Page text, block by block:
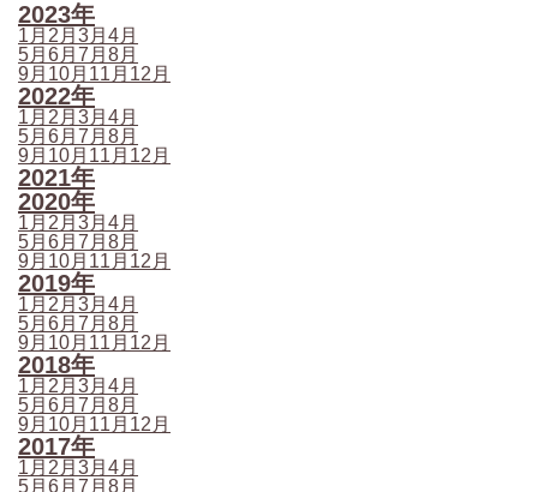
2023年
1月 2月 3月 4月
5月 6月 7月 8月
9月 10月 11月 12月
2022年
1月 2月 3月 4月
5月 6月 7月 8月
9月 10月 11月 12月
2021年
2020年
1月 2月 3月 4月
5月 6月 7月 8月
9月 10月 11月 12月
2019年
1月 2月 3月 4月
5月 6月 7月 8月
9月 10月 11月 12月
2018年
1月 2月 3月 4月
5月 6月 7月 8月
9月 10月 11月 12月
2017年
1月 2月 3月 4月
5月 6月 7月 8月